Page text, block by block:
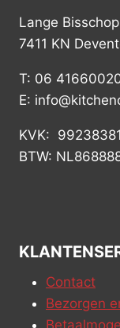
Lange
7411 KN
T: 06
E:
KVK: 99238381
BTW:
Contact
Bezorgen